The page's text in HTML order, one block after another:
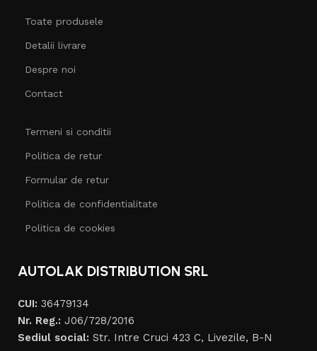
Toate produsele
Detalii livrare
Despre noi
Contact
Termeni si conditii
Politica de retur
Formular de retur
Politica de confidentialitate
Politica de cookies
AUTOLAK DISTRIBUTION SRL
CUI: 36479134
Nr. Reg.: J06/728/2016
Sediul social: Str. Intre Cruci 423 C, Livezile, B-N